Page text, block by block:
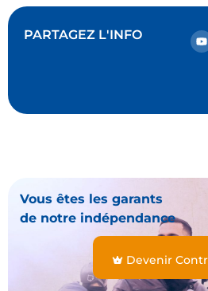
PARTAGEZ L'INFO
Vous êtes les garants
de notre indépendance
Devenir